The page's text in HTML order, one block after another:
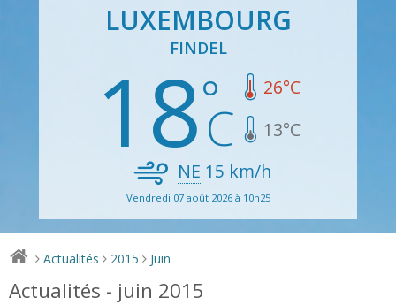
LUXEMBOURG
FINDEL
18 26°C
13°C
NE 15 km/h
Vendredi 07 août 2026 à 10h25
> Actualités > 2015 > Juin
Actualités - juin 2015